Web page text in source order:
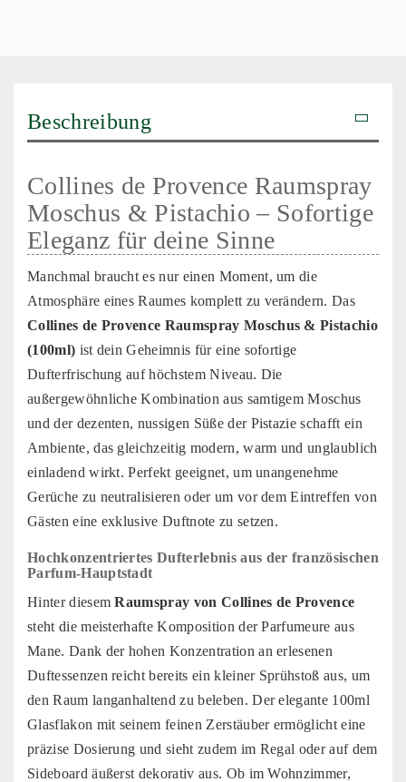
Beschreibung
Collines de Provence Raumspray
Moschus & Pistachio – Sofortige
Eleganz für deine Sinne
Manchmal braucht es nur einen Moment, um die
Atmosphäre eines Raumes komplett zu verändern. Das
Collines de Provence Raumspray Moschus & Pistachio
(100ml) ist dein Geheimnis für eine sofortige
Dufterfrischung auf höchstem Niveau. Die
außergewöhnliche Kombination aus samtigem Moschus
und der dezenten, nussigen Süße der Pistazie schafft ein
Ambiente, das gleichzeitig modern, warm und unglaublich
einladend wirkt. Perfekt geeignet, um unangenehme
Gerüche zu neutralisieren oder um vor dem Eintreffen von
Gästen eine exklusive Duftnote zu setzen.
Hochkonzentriertes Dufterlebnis aus der französischen
Parfum-Hauptstadt
Hinter diesemRaumspray von Collines de Provence
steht die meisterhafte Komposition der Parfumeure aus
Mane. Dank der hohen Konzentration an erlesenen
Duftessenzen reicht bereits ein kleiner Sprühstoß aus, um
den Raum langanhaltend zu beleben. Der elegante 100ml
Glasflakon mit seinem feinen Zerstäuber ermöglicht eine
präzise Dosierung und sieht zudem im Regal oder auf dem
Sideboard äußerst dekorativ aus. Ob im Wohnzimmer,